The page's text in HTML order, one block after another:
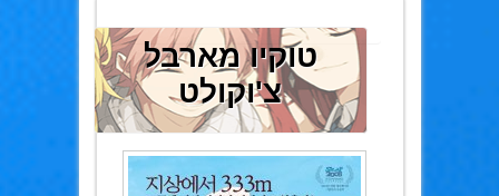
טוקיו מארבל
צ'וקולט